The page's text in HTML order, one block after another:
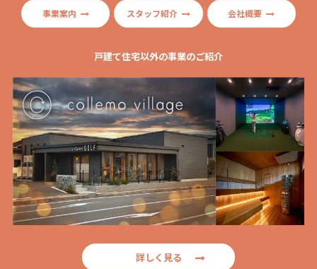
事業案内 スタッフ紹介 会社概要
戸建て住宅以外の事業のご紹介
詳しく見る